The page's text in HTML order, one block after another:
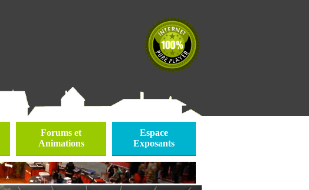
Forums et
Animations
Espace
Exposants